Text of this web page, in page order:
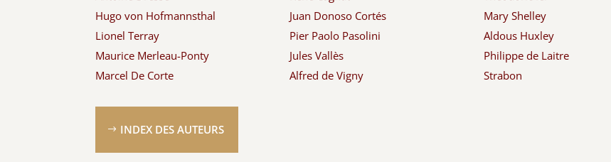
Hugo von Hofmannsthal
Lionel Terray
Maurice Merleau-Ponty
Marcel De Corte
Juan Donoso Cortés
Pier Paolo Pasolini
Jules Vallès
Alfred de Vigny
Mary Shelley
Aldous Huxley
Philippe de Laitre
Strabon
INDEX DES AUTEURS